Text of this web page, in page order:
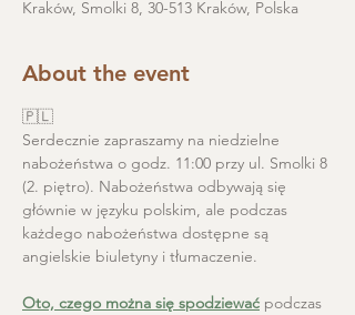
Kraków, Smolki 8, 30-513 Kraków, Polska
About the event
🇵🇱
Serdecznie zapraszamy na niedzielne
nabożeństwa o godz. 11:00 przy ul. Smolki 8
(2. piętro). Nabożeństwa odbywają się
głównie w języku polskim, ale podczas
każdego nabożeństwa dostępne są
angielskie biuletyny i tłumaczenie.
Oto, czego można się spodziewać podczas